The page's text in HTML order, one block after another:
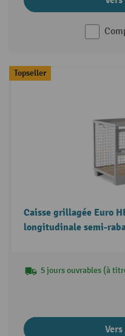
Topseller
Caisse grillagée Euro
longitudinale semi-
5 jours ouvrables (à